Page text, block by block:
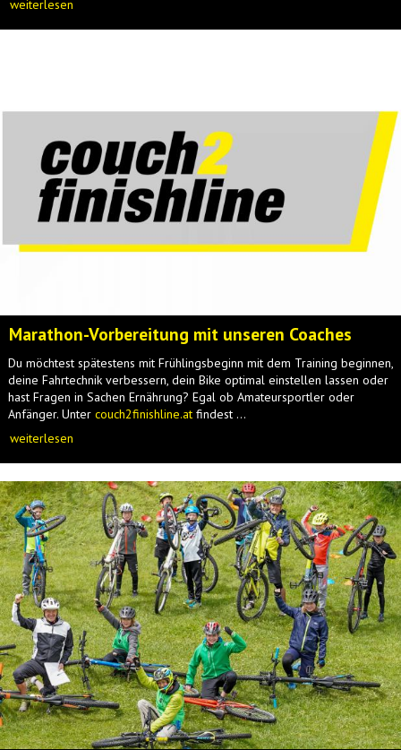
weiterlesen
Marathon-Vorbereitung mit unseren Coaches
Du möchtest spätestens mit Frühlingsbeginn mit dem Training beginnen,
deine Fahrtechnik verbessern, dein Bike optimal einstellen lassen oder
hast Fragen in Sachen Ernährung? Egal ob Amateursportler oder
Anfänger. Unter couch2finishline.at findest ...
weiterlesen